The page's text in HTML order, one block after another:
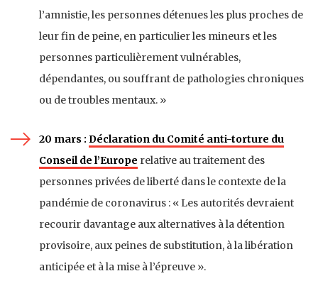
l’amnistie, les personnes détenues les plus proches de
leur fin de peine, en particulier les mineurs et les
personnes particulièrement vulnérables,
dépendantes, ou souffrant de pathologies chroniques
ou de troubles mentaux. »
20 mars : Déclaration du Comité anti-torture du
Conseil de l’Europe relative au traitement des
personnes privées de liberté dans le contexte de la
pandémie de coronavirus : « Les autorités devraient
recourir davantage aux alternatives à la détention
provisoire, aux peines de substitution, à la libération
anticipée et à la mise à l’épreuve ».